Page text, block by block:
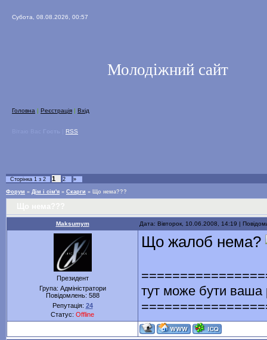
Субота, 08.08.2026, 00:57
Молодіжний сайт
Головна | Реєстрація | Вхід
RSS
Сторінка 1 з 2 1 2 »
Форум » Дім і сім'я » Скарги » Що нема???
Maksumym Дата: Вівторок, 10.06.2008, 14:19 |
Президент
Група: Адміністратори
Повідомлень: 588
Репутація: 24
Статус: Offline
Що жалоб нема?
тут може бути ваша